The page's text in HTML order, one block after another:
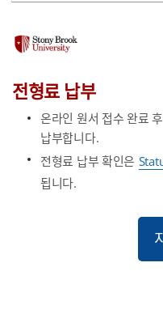
전형료 납부
온라인 원서 접수 완료
납부합니다.
전형료 납부 확인은
됩니다.